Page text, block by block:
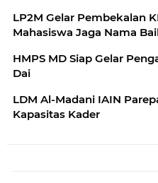
LP2M Gelar Pembekalan
Mahasiswa Jaga Nama
HMPS MD Siap Gelar
Dai
LDM Al-Madani IAIN
Kapasitas Kader